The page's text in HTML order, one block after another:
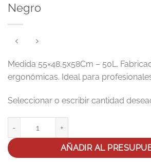
Negro
Medida 55×48,5x58Cm – 50L.
ergonómicas. Ideal para
AÑADIR AL